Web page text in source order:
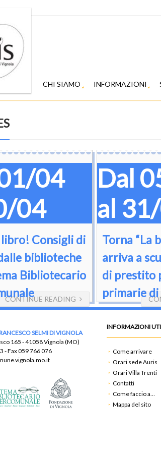
CHI SIAMO INFORMAZIONI
04
04
libro! Consigli di
biblioteche
Bibliotecario
CONTINUE READING
Dal
al
Torna “La
arriva a
di prestito
primarie
SELMI DI VIGNOLA
165 - 41058 Vignola (MO)
- Fax059 766 076
INFORMAZIONI
Come arrivare
Orari sede Auris
Orari Villa Trenti
Contatti
Come faccio a…
Mappa del sito